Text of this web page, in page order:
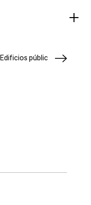
Edificios públicosWork in